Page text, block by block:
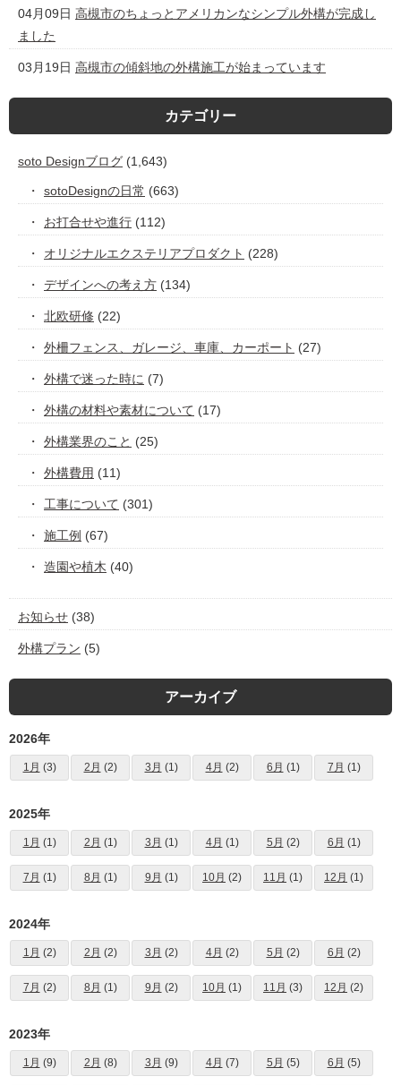
04月09日 高槻市のちょっとアメリカンなシンプル外構が完成し
ました
03月19日 高槻市の傾斜地の外構施工が始まっています
カテゴリー
soto Designブログ (1,643)
sotoDesignの日常 (663)
お打合せや進行 (112)
オリジナルエクステリアプロダクト (228)
デザインへの考え方 (134)
北欧研修 (22)
外柵フェンス、ガレージ、車庫、カーポート (27)
外構で迷った時に (7)
外構の材料や素材について (17)
外構業界のこと (25)
外構費用 (11)
工事について (301)
施工例 (67)
造園や植木 (40)
お知らせ (38)
外構プラン (5)
アーカイブ
2026年
1月 (3) 2月 (2) 3月 (1) 4月 (2) 6月 (1) 7月 (1)
2025年
1月 (1) 2月 (1) 3月 (1) 4月 (1) 5月 (2) 6月 (1)
7月 (1) 8月 (1) 9月 (1) 10月 (2) 11月 (1) 12月 (1)
2024年
1月 (2) 2月 (2) 3月 (2) 4月 (2) 5月 (2) 6月 (2)
7月 (2) 8月 (1) 9月 (2) 10月 (1) 11月 (3) 12月 (2)
2023年
1月 (9) 2月 (8) 3月 (9) 4月 (7) 5月 (5) 6月 (5)